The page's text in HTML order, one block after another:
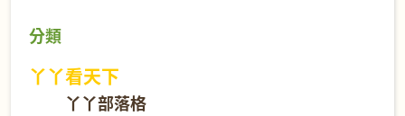
分類
丫丫看天下
丫丫部落格